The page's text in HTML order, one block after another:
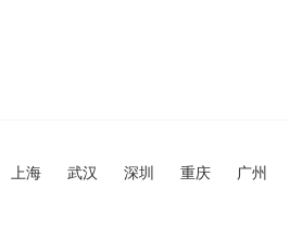
上海 武汉 深圳 重庆 广州